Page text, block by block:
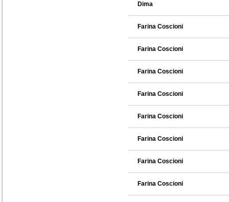
Dima
Farina Coscioni
Farina Coscioni
Farina Coscioni
Farina Coscioni
Farina Coscioni
Farina Coscioni
Farina Coscioni
Farina Coscioni